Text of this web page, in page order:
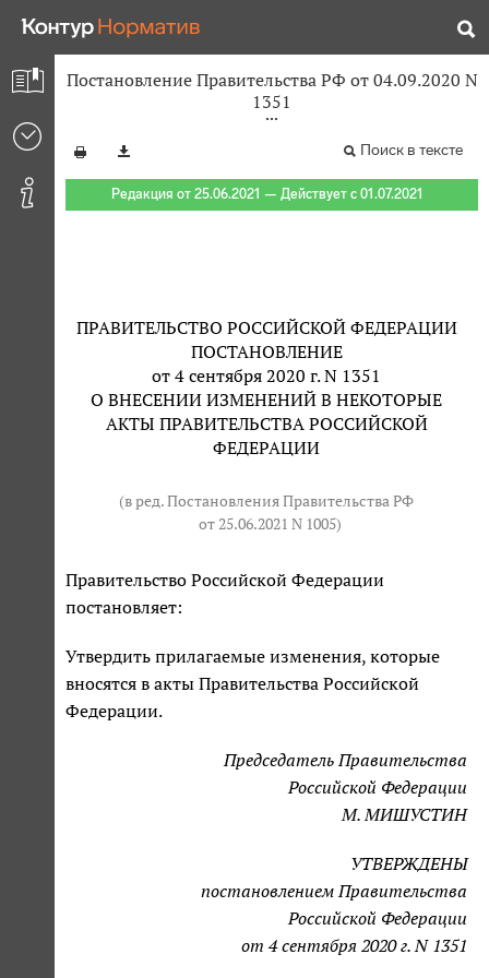
Постановление Правительства РФ от 04.09.2020 N
1351
Поиск в тексте
Редакция от 25.06.2021 — Действует с 01.07.2021
ПРАВИТЕЛЬСТВО РОССИЙСКОЙ ФЕДЕРАЦИИ
ПОСТАНОВЛЕНИЕ
от 4 сентября 2020 г. N 1351
О ВНЕСЕНИИ ИЗМЕНЕНИЙ В НЕКОТОРЫЕ
АКТЫ ПРАВИТЕЛЬСТВА РОССИЙСКОЙ
ФЕДЕРАЦИИ
(в ред. Постановления Правительства РФ
от 25.06.2021 N 1005)
Правительство Российской Федерации
постановляет:
Утвердить прилагаемые изменения, которые
вносятся в акты Правительства Российской
Федерации.
Председатель Правительства
Российской Федерации
М. МИШУСТИН
УТВЕРЖДЕНЫ
постановлением Правительства
Российской Федерации
от 4 сентября 2020 г. N 1351